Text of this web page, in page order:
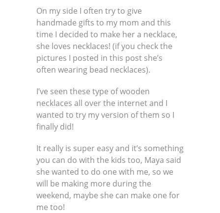
On my side I often try to give
handmade gifts to my mom and this
time I decided to make her a necklace,
she loves necklaces! (if you check the
pictures I posted in this post she’s
often wearing bead necklaces).
I’ve seen these type of wooden
necklaces all over the internet and I
wanted to try my version of them so I
finally did!
It really is super easy and it’s something
you can do with the kids too, Maya said
she wanted to do one with me, so we
will be making more during the
weekend, maybe she can make one for
me too!